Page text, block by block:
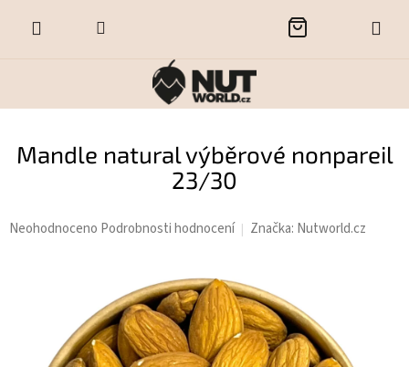
NÁKUPNÍ
Mandle natural výběrové nonpareil
23/30
Průměrné
hvězdiček.
Neohodnoceno Podrobnosti hodnocení Značka: Nutworld.cz